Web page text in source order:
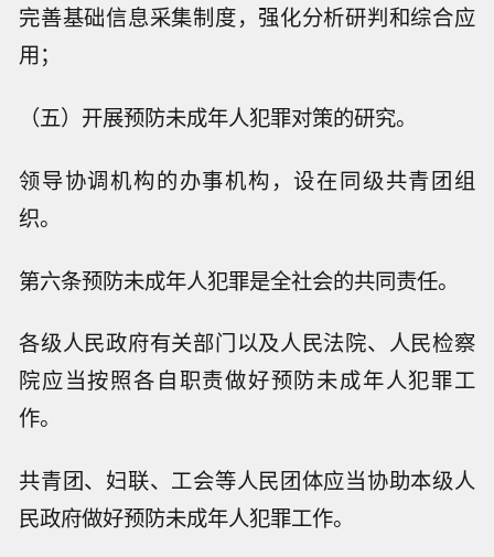
完善基础信息采集制度，强化分析研判和综合应
用；
（五）开展预防未成年人犯罪对策的研究。
领导协调机构的办事机构，设在同级共青团组
织。
第六条预防未成年人犯罪是全社会的共同责任。
各级人民政府有关部门以及人民法院、人民检察
院应当按照各自职责做好预防未成年人犯罪工
作。
共青团、妇联、工会等人民团体应当协助本级人
民政府做好预防未成年人犯罪工作。